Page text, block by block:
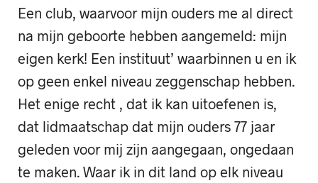
Een club, waarvoor mijn ouders me al direct
na mijn geboorte hebben aangemeld: mijn
eigen kerk! Een instituut’ waarbinnen u en ik
op geen enkel niveau zeggenschap hebben.
Het enige recht , dat ik kan uitoefenen is,
dat lidmaatschap dat mijn ouders 77 jaar
geleden voor mij zijn aangegaan, ongedaan
te maken. Waar ik in dit land op elk niveau